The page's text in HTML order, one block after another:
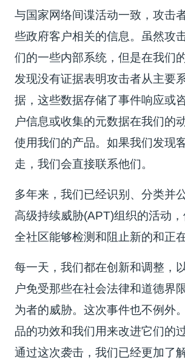
与国家网络间谍活动一致，攻击
些政府客户相关的信息。虽然攻
们的一些内部系统，但是在我们
发现没有证据表明攻击者从主要
据，这些数据存储了事件响应或
户信息或收集的元数据在我们的
使用我们的产品。如果我们发现
走，我们会直接联系他们。
多年来，我们已经识别、分类并
高级持续威胁(APT)组织的活动
全社区能够检测和阻止新的和正
每一天，我们都在创新和调整，
户免受那些在社会法律和道德界
为者的威胁。这次事件也不例外
品的功效和我们用来改进它们的
通过这次袭击，我们已经更加了